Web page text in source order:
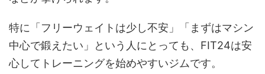
特に「フリーウェイトは少し不安」「まずはマシン
中心で鍛えたい」という人にとっても、FIT24は安
心してトレーニングを始めやすいジムです。